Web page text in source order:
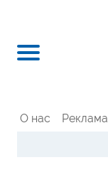
О нас Реклама